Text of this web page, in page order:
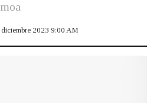
diciembre 2023 9:00 AM